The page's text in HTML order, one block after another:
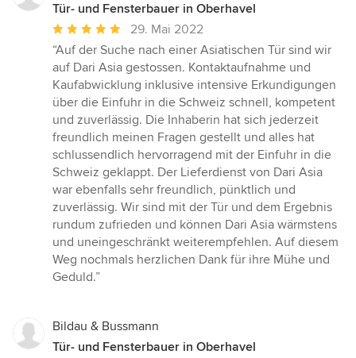
Tür- und Fensterbauer in Oberhavel
Durchschnittliche
Bewertung:
5
von
5
Sternen
29. Mai 2022
“Auf der Suche nach einer Asiatischen Tür sind wir
auf Dari Asia gestossen. Kontaktaufnahme und
Kaufabwicklung inklusive intensive Erkundigungen
über die Einfuhr in die Schweiz schnell, kompetent
und zuverlässig. Die Inhaberin hat sich jederzeit
freundlich meinen Fragen gestellt und alles hat
schlussendlich hervorragend mit der Einfuhr in die
Schweiz geklappt. Der Lieferdienst von Dari Asia
war ebenfalls sehr freundlich, pünktlich und
zuverlässig. Wir sind mit der Tür und dem Ergebnis
rundum zufrieden und können Dari Asia wärmstens
und uneingeschränkt weiterempfehlen. Auf diesem
Weg nochmals herzlichen Dank für ihre Mühe und
Geduld.”
Bildau & Bussmann
Tür- und Fensterbauer in Oberhavel